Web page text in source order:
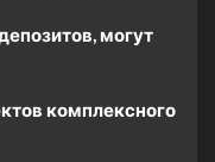
могут
комплексного